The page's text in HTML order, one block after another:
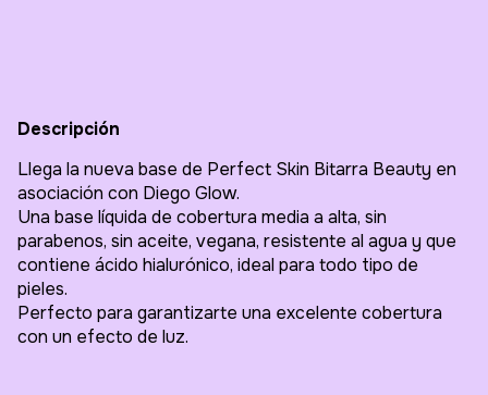
Descripción
Llega la nueva base de Perfect Skin Bitarra Beauty en
asociación con Diego Glow.
Una base líquida de cobertura media a alta, sin
parabenos, sin aceite, vegana, resistente al agua y que
contiene ácido hialurónico, ideal para todo tipo de
pieles.
Perfecto para garantizarte una excelente cobertura
con un efecto de luz.